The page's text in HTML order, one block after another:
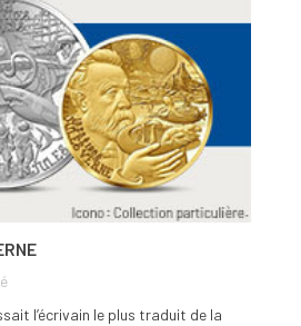
l’écrivain le plus traduit de la